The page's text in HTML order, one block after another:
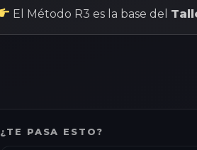
El Método R3 es la base del
¿TE PASA ESTO?